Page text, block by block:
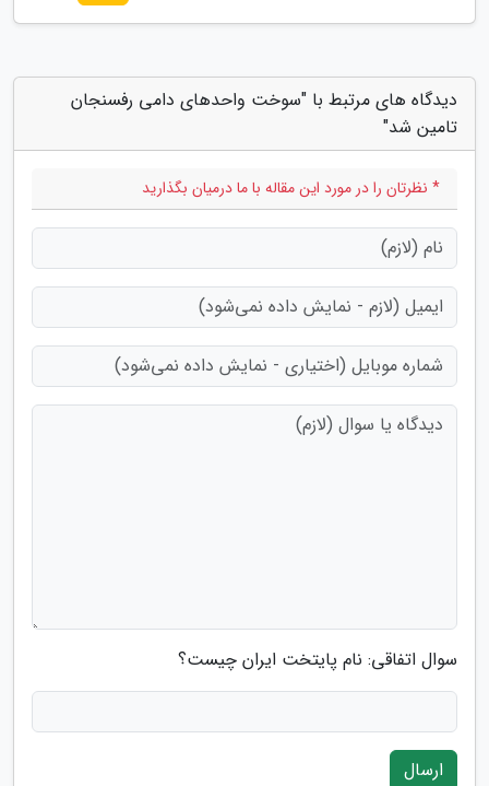
دیدگاه های مرتبط با "سوخت واحدهای دامی رفسنجان
تامین شد"
* نظرتان را در مورد این مقاله با ما درمیان بگذارید
سوال اتفاقی: نام پایتخت ایران چیست؟
ارسال